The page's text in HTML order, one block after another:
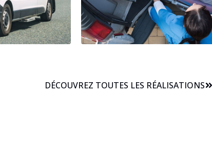
DÉCOUVREZ TOUTES LES RÉALISATIONS